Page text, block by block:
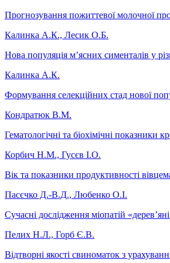
Прогнозування пожиттевої молочної
Калинка А.К., Лесик О.Б.
Нова популяція м’ясних сименталів у
Калинка А.К.
Формування селекційних стад нової
Кондратюк В.М.
Гематологічні та біохімічні показники
Корбич Н.М., Гусєв І.О.
Вік та показники продуктивності
Пасєчко Д.-В.Д., Любенко О.І.
Сучасні дослідження міопатій
Пелих Н.Л., Горб Є.В.
Відтворні якості свиноматок з